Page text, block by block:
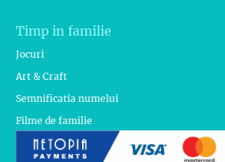
Timp in familie
Jocuri
Art & Craft
Semnificatia numelui
Filme de familie